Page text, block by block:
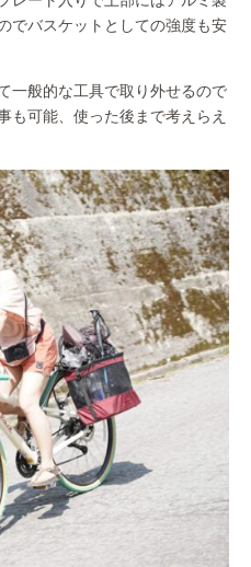
でバスケットとしての強度も安
一般的な工具で取り外せるので
も可能、使った後まで考えらえ